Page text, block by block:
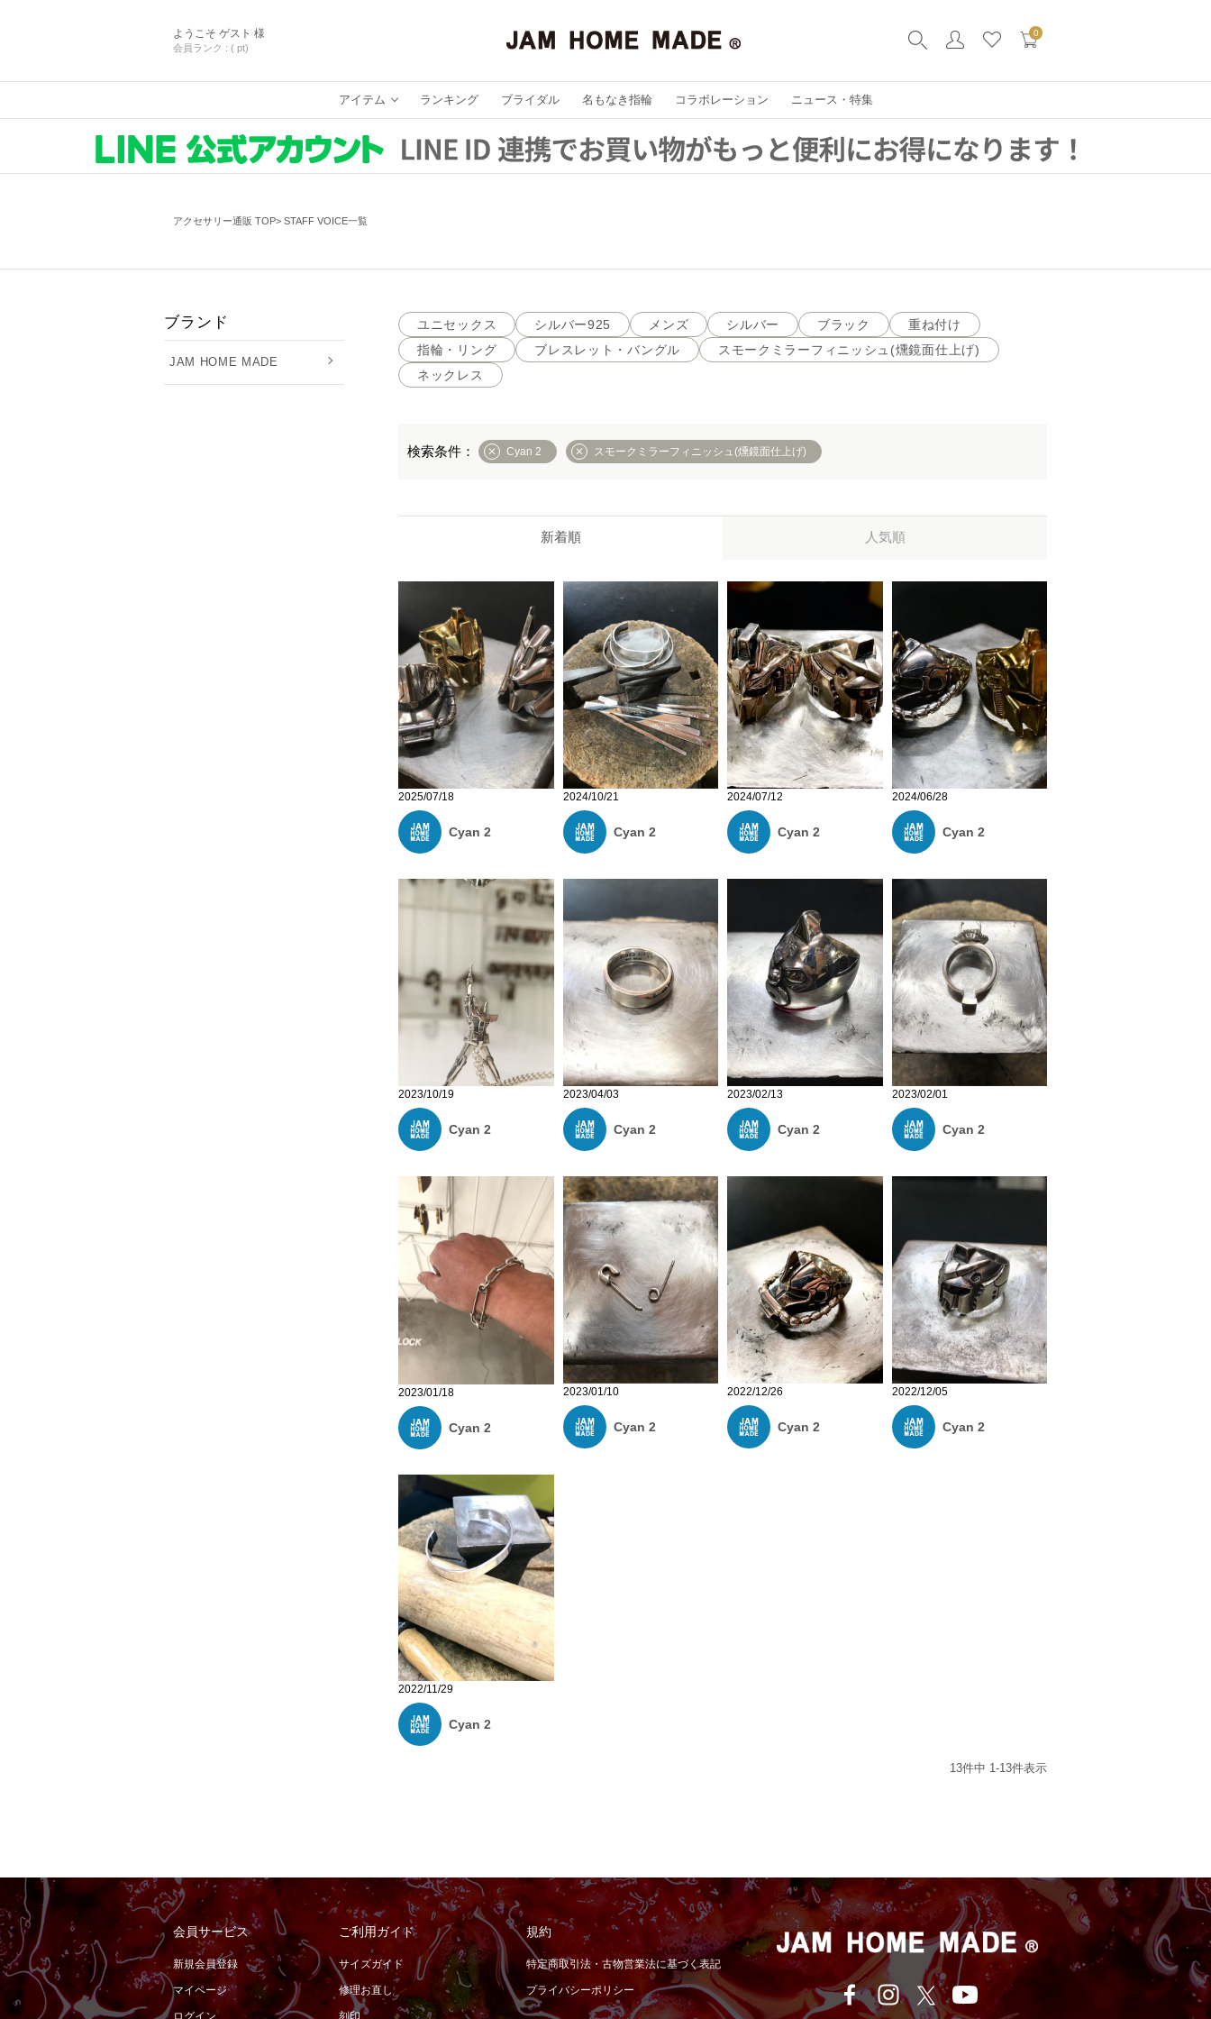
ようこそ ゲスト 様
会員ランク : ( pt)
0
アイテム ランキング ブライダル 名もなき指輪 コラボレーション ニュース・特集
アクセサリー通販 TOP STAFF VOICE一覧
ブランド
JAM HOME MADE
ユニセックス シルバー925 メンズ シルバー ブラック
重ね付け
指輪・リング
ブレスレット・バングル
スモークミラーフィニッシュ(燻鏡面仕上げ)
ネックレス
Cyan 2 スモークミラーフィニッシュ(燻鏡面仕上げ)
新着順 人気順
2025/07/18
Cyan 2
2024/10/21
Cyan 2
2024/07/12
Cyan 2
2024/06/28
Cyan 2
2023/10/19
Cyan 2
2023/04/03
Cyan 2
2023/02/13
Cyan 2
2023/02/01
Cyan 2
2023/01/18
Cyan 2
2023/01/10
Cyan 2
2022/12/26
Cyan 2
2022/12/05
Cyan 2
2022/11/29
Cyan 2
13件中 1-13件表示
会員サービス
新規会員登録
マイページ
ご利用ガイド
サイズガイド
修理お直し
規約
特定商取引法・古物営業法に基づく表記
プライバシーポリシー